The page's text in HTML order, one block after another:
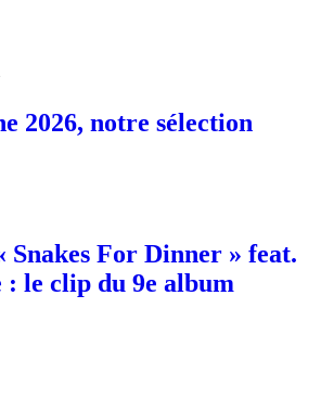
2026, notre sélection
Snakes For Dinner » feat.
: le clip du 9e album